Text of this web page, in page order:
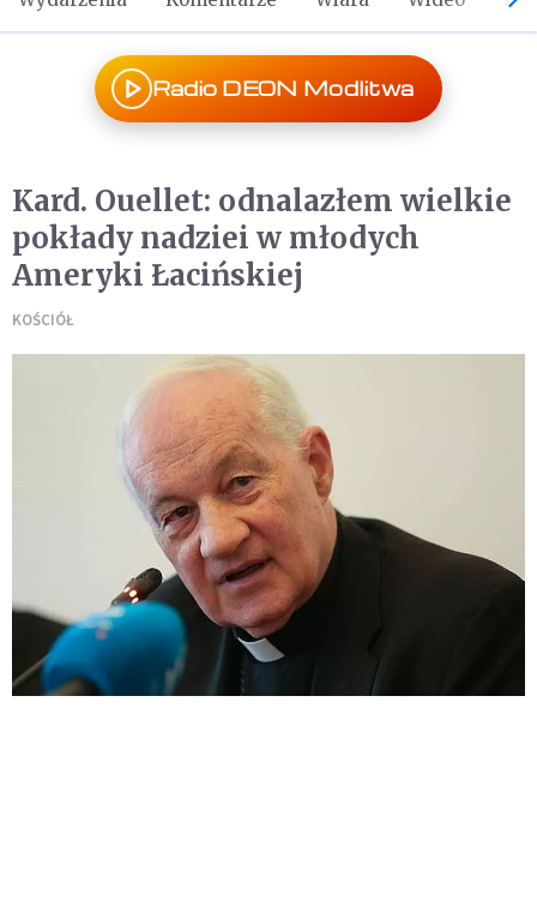
Radio DEON Modlitwa
Kard. Ouellet: odnalazłem wielkie
pokłady nadziei w młodych
Ameryki Łacińskiej
KOŚCIÓŁ